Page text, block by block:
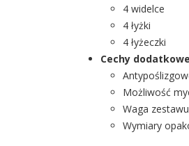
4 widelce
4 łyżki
4 łyżeczki
Cechy
Możliwość
Waga
Wymiary